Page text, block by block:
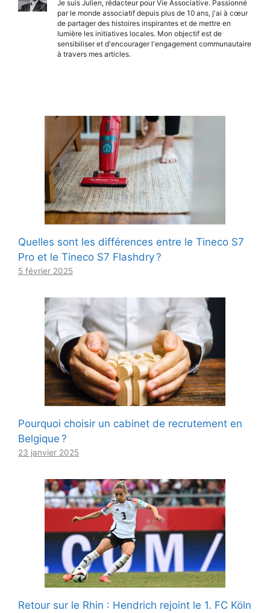
Je suis Julien, rédacteur pour Vie Associative. Passionné
par le monde associatif depuis plus de 10 ans, j'ai à cœur
de partager des histoires inspirantes et de mettre en
lumière les initiatives locales. Mon objectif est de
sensibiliser et d'encourager l'engagement communautaire
à travers mes articles.
Quelles sont les différences entre le Tineco S7
Pro et le Tineco S7 Flashdry ?
5 février 2025
Pourquoi choisir un cabinet de recrutement en
Belgique ?
23 janvier 2025
Retour sur le Rhin : Hendrich rejoint le 1. FC Köln